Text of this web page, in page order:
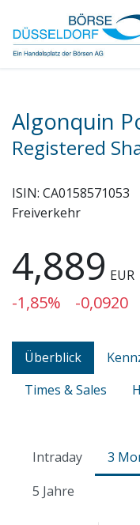
Algonquin
Registered
ISIN: CA0158571053
Freiverkehr
4,889 EUR
-1,85% -0,0920
Überblick
Times & Sales
Intraday 3
5 Jahre